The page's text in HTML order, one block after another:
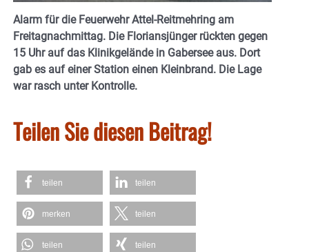
Alarm für die Feuerwehr Attel-Reitmehring am
Freitagnachmittag. Die Floriansjünger rückten gegen
15 Uhr auf das Klinikgelände in Gabersee aus. Dort
gab es auf einerStation einen Kleinbrand. Die Lage
war rasch unter Kontrolle.
Teilen Sie diesen Beitrag!
teilen teilen
merken teilen
teilen teilen